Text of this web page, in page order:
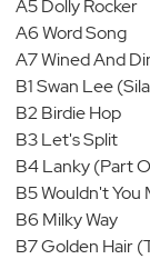
A5 Dolly Rocker
A6 Word Song
A7 Wined And
B1 Swan Lee
B2 Birdie Hop
B3 Let's Split
B4 Lanky (Part
B5 Wouldn't You
B6 Milky Way
B7 Golden Hair